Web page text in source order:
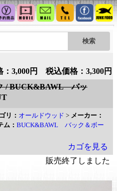
：3,000円 税込価格：3,300円
/ BUCK&BAWL バッ
リ： オールドウッド > メーカー：
ム： BUCK&BAWL バック＆ボー
カゴを見る
販売終了しました